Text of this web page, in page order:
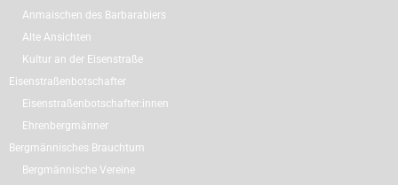
Anmaischen des Barbarabiers
Alte Ansichten
Kultur an der Eisenstraße
Eisenstraßenbotschafter
Eisenstraßenbotschafter:innen
Ehrenbergmänner
Bergmännisches Brauchtum
Bergmännische Vereine